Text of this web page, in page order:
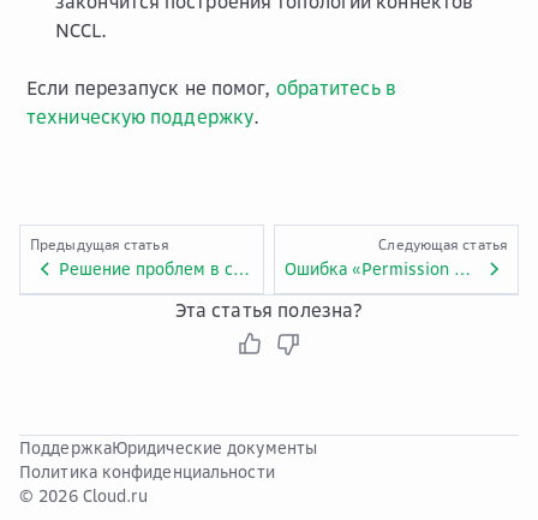
NCCL.
Если перезапуск не помог, обратитесь в
техническую поддержку.
Предыдущая статья
Решение проблем в сервисе Distributed Train при обучении моделей
Следующая статья
Ошибка «Permission denied, please try again» при запуске задачи обучения
Эта статья полезна?
ПоддержкаЮридические документы
Политика конфиденциальности
© 2026 Cloud.ru